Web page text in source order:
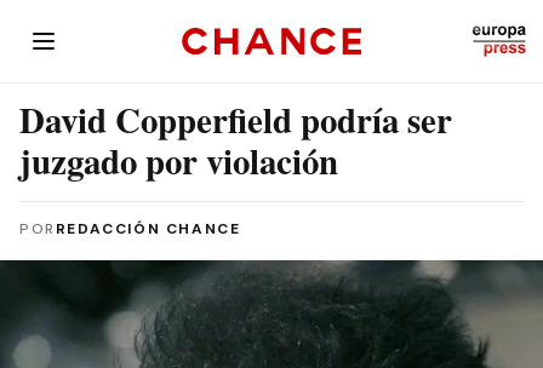
David Copperfield podría ser
juzgado por violación
POR REDACCIÓN CHANCE